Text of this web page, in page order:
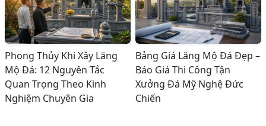
Phong Thủy Khi Xây Lăng
Mộ Đá: 12 Nguyên Tắc
Quan Trọng Theo Kinh
Nghiệm Chuyên Gia
Bảng Giá Lăng Mộ Đá Đẹp –
Báo Giá Thi Công Tận
Xưởng Đá Mỹ Nghệ Đức
Chiến